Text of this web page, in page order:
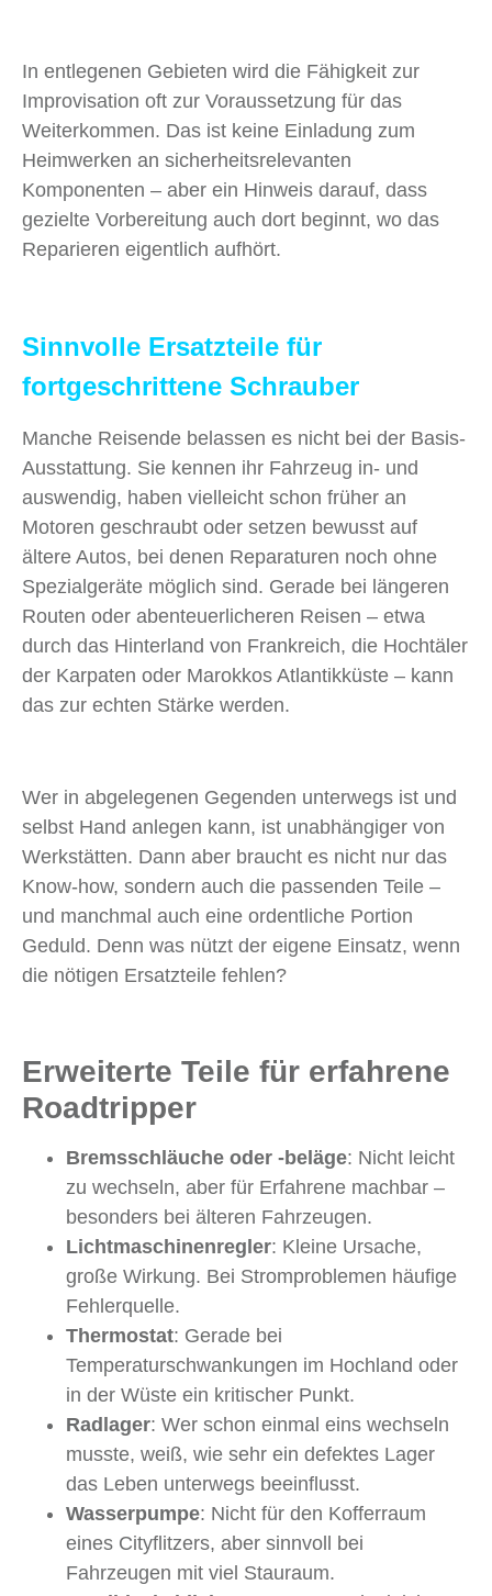
In entlegenen Gebieten wird die Fähigkeit zur
Improvisation oft zur Voraussetzung für das
Weiterkommen. Das ist keine Einladung zum
Heimwerken an sicherheitsrelevanten
Komponenten – aber ein Hinweis darauf, dass
gezielte Vorbereitung auch dort beginnt, wo das
Reparieren eigentlich aufhört.
Sinnvolle Ersatzteile für
fortgeschrittene Schrauber
Manche Reisende belassen es nicht bei der Basis-
Ausstattung. Sie kennen ihr Fahrzeug in- und
auswendig, haben vielleicht schon früher an
Motoren geschraubt oder setzen bewusst auf
ältere Autos, bei denen Reparaturen noch ohne
Spezialgeräte möglich sind. Gerade bei längeren
Routen oder abenteuerlicheren Reisen – etwa
durch das Hinterland von Frankreich, die Hochtäler
der Karpaten oder Marokkos Atlantikküste – kann
das zur echten Stärke werden.
Wer in abgelegenen Gegenden unterwegs ist und
selbst Hand anlegen kann, ist unabhängiger von
Werkstätten. Dann aber braucht es nicht nur das
Know-how, sondern auch die passenden Teile –
und manchmal auch eine ordentliche Portion
Geduld. Denn was nützt der eigene Einsatz, wenn
die nötigen Ersatzteile fehlen?
Erweiterte Teile für erfahrene
Roadtripper
Bremsschläuche oder -beläge: Nicht leicht
zu wechseln, aber für Erfahrene machbar –
besonders bei älteren Fahrzeugen.
Lichtmaschinenregler: Kleine Ursache,
große Wirkung. Bei Stromproblemen häufige
Fehlerquelle.
Thermostat: Gerade bei
Temperaturschwankungen im Hochland oder
in der Wüste ein kritischer Punkt.
Radlager: Wer schon einmal eins wechseln
musste, weiß, wie sehr ein defektes Lager
das Leben unterwegs beeinflusst.
Wasserpumpe: Nicht für den Kofferraum
eines Cityflitzers, aber sinnvoll bei
Fahrzeugen mit viel Stauraum.